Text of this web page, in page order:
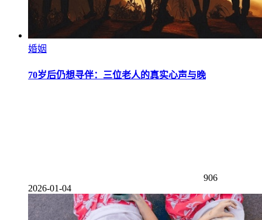
婚姻
70岁后仍想寻伴：三位老人的真实心声与晚
906
2026-01-04